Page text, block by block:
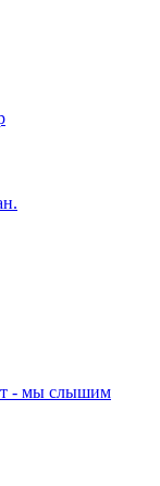
- мы слышим